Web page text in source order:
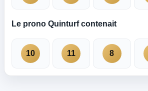
Le prono Quinturf contenait
10 11 8